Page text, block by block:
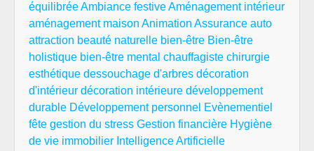
équilibréeAmbiance festiveAménagement intérieur
aménagement maison Animation Assurance auto
attraction beauté naturelle bien-être Bien-être
holistique bien-être mental chauffagiste chirurgie
esthétique dessouchage d'arbres décoration
d'intérieur décoration intérieure développement
durable Développement personnel Evènementiel
fête gestion du stress Gestion financière Hygiène
de vie immobilier Intelligence Artificielle